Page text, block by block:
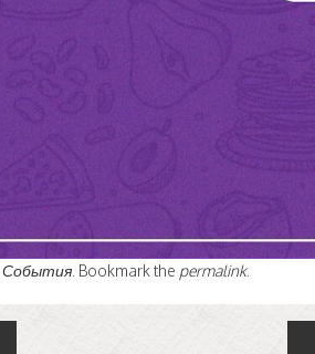
События . Bookmark the permalink.